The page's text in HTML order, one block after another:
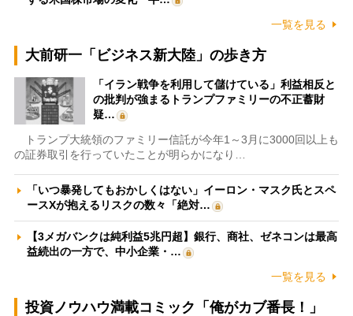
一覧を見る
大前研一「ビジネス新大陸」の歩き方
「イラン戦争を利用して儲けている」利益相反と
の批判が強まるトランプファミリーの不正蓄財
疑…
トランプ大統領のファミリー信託が今年1～3月に3000回以上も
の証券取引を行っていたことが明らかになり…
「いつ暴発してもおかしくはない」イーロン・マスク氏とスペ
ースXが抱えるリスクの数々「絶対…
【3メガバンクは純利益5兆円超】銀行、商社、ゼネコンは最高
益続出の一方で、中小企業・…
一覧を見る
投資ノウハウ満載コミック「俺がカブ番長！」